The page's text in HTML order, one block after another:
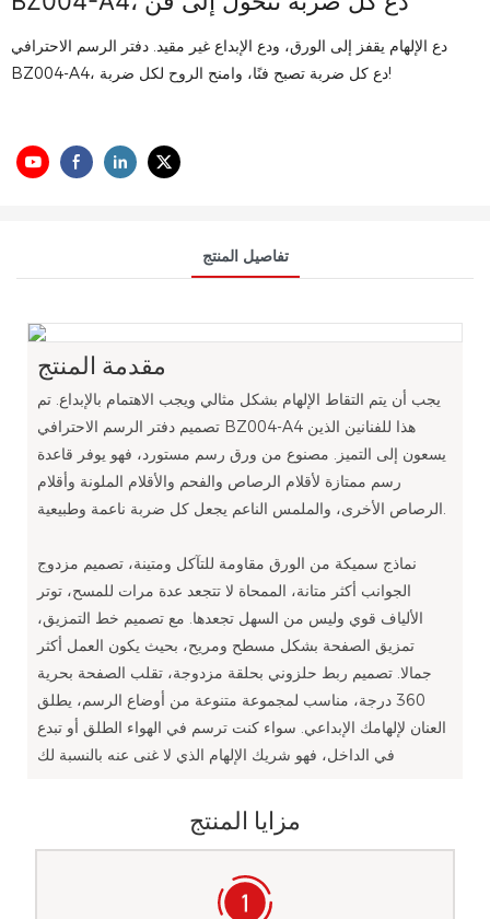
دع الإلهام يقفز إلى الورق، ودع الإبداع غير مقيد. دفتر الرسم الاحترافي
BZ004-A4، دع كل ضربة تصبح فنًا، وامنح الروح لكل ضربة!
تفاصيل المنتج
مقدمة المنتج
يجب أن يتم التقاط الإلهام بشكل مثالي ويجب الاهتمام بالإبداع. تم
تصميم دفتر الرسم الاحترافي BZ004-A4 هذا للفنانين الذين
يسعون إلى التميز. مصنوع من ورق رسم مستورد، فهو يوفر قاعدة
رسم ممتازة لأقلام الرصاص والفحم والأقلام الملونة وأقلام
الرصاص الأخرى، والملمس الناعم يجعل كل ضربة ناعمة وطبيعية.
نماذج سميكة من الورق مقاومة للتآكل ومتينة، تصميم مزدوج
الجوانب أكثر متانة، الممحاة لا تتجعد عدة مرات للمسح، توتر
الألياف قوي وليس من السهل تجعدها. مع تصميم خط التمزيق،
تمزيق الصفحة بشكل مسطح ومريح، بحيث يكون العمل أكثر
جمالا. تصميم ربط حلزوني بحلقة مزدوجة، تقلب الصفحة بحرية
360 درجة، مناسب لمجموعة متنوعة من أوضاع الرسم، يطلق
العنان لإلهامك الإبداعي. سواء كنت ترسم في الهواء الطلق أو تبدع
مزايا المنتج